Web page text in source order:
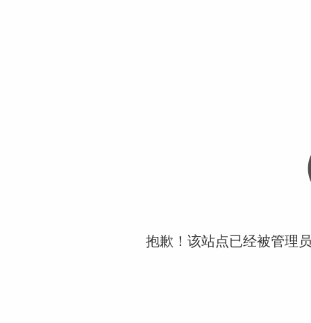
抱歉！该站点已经被管理